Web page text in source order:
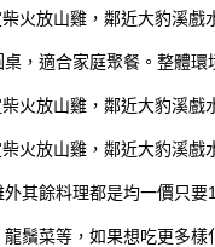
，適合家庭聚餐。整體
其餘料理都是均一價只
鬚菜等，如果想吃更多